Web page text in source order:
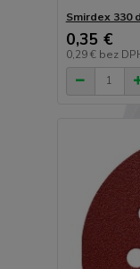
Smirdex 330
0,35 €
0,29 € bez